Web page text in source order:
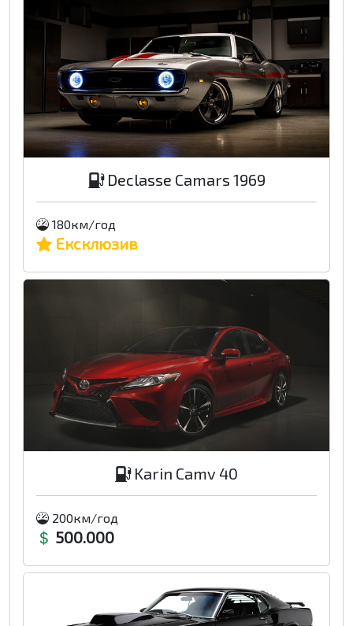
Declasse Camars 1969
180км/год
Ексклюзив
Karin Camv 40
200км/год
500.000